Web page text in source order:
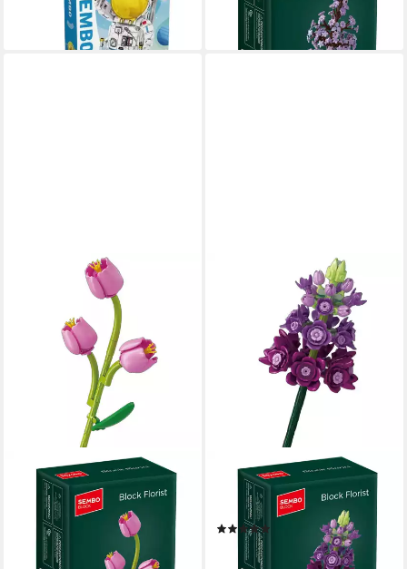
lieferbar - in 4-5 Werktagen bei dir
7,95 €
lieferbar - in 4-5 Werktagen bei dir
SEMBO
601283 - Tulpen (Sembo)
Spielbausteine
7,95 €
lieferbar - in 4-5 Werktagen bei dir
SEMBO
601279 - Lila Blume (Sembo)
Spielbausteine
7,95 €
lieferbar - in 4-5 Werktagen bei dir